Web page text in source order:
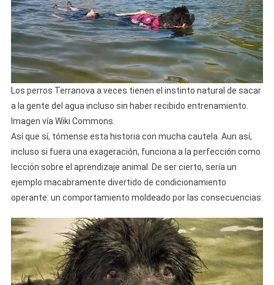
Los perros Terranova a veces tienen el instinto natural de sacar
a la gente del agua incluso sin haber recibido entrenamiento.
Imagen vía Wiki Commons.
Así que sí, tómense esta historia con mucha cautela. Aun así,
incluso si fuera una exageración, funciona a la perfección como
lección sobre el aprendizaje animal. De ser cierto, sería un
ejemplo macabramente divertido de condicionamiento
operante: un comportamiento moldeado por las consecuencias.